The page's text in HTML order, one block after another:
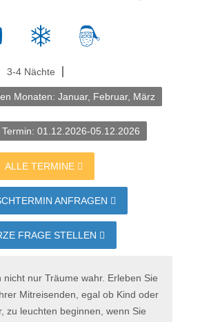
3-4 Nächte
Monaten: Januar, Februar, März
01.12.2026-05.12.2026
ALLE TERMINE
ANFRAGEN
FRAGE STELLEN
nicht nur Träume wahr. Erleben Sie
Mitreisenden, egal ob Kind oder
zu leuchten beginnen, wenn Sie